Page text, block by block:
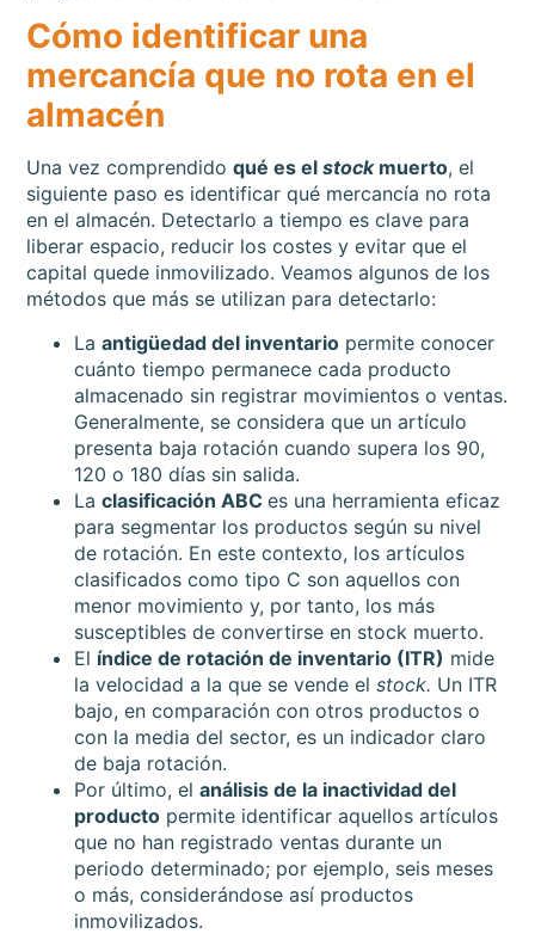
Cómo identificar una
mercancía que no rota en el
almacén
Una vez comprendidoqué es elstockmuerto, el
siguiente paso es identificar qué mercancía no rota
en el almacén. Detectarlo a tiempo es clave para
liberar espacio, reducir los costes y evitar que el
capital quede inmovilizado. Veamos algunos de los
métodos que más se utilizan para detectarlo:
Laantigüedad del inventario permite conocer
cuánto tiempo permanece cada producto
almacenado sin registrar movimientos o ventas.
Generalmente, se considera que un artículo
presenta baja rotación cuando supera los 90,
120 o 180 días sin salida.
Laclasificación ABCes una herramienta eficaz
para segmentar los productos según su nivel
de rotación. En este contexto, los artículos
clasificados como tipo C son aquellos con
menor movimiento y, por tanto, los más
susceptibles de convertirse en stock muerto.
El índice de rotación de inventario (ITR) mide
la velocidad a la que se vende elstock. Un ITR
bajo, en comparación con otros productos o
con la media del sector, es un indicador claro
de baja rotación.
Por último, elanálisis de la inactividad del
producto permite identificar aquellos artículos
que no han registrado ventas durante un
periodo determinado; por ejemplo, seis meses
o más, considerándose así productos
inmovilizados.